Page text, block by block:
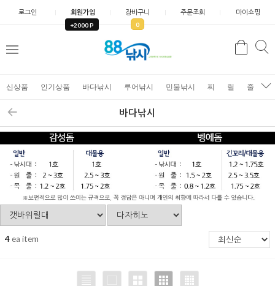
로그인 회원가입
+2000 P
장바구니
0
주문조회 마이쇼핑
검
신상품 인기상품 바다낚시 루어낚시 민물낚시 찌 릴 줄
바다낚시
4ea item